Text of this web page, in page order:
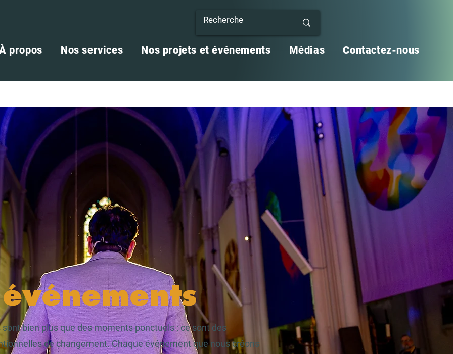
propos Nos services Nos projets et événements Médias Contactez-nous
bien plus que des moments ponctuels : ce sont des
de changement. Chaque événement que nous créons